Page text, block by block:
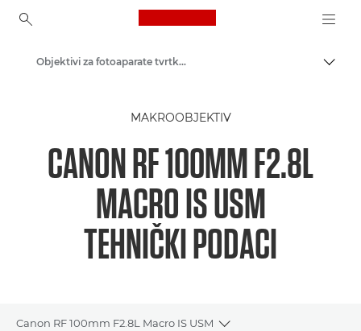
Canon Logo, back to
Objektivi za fotoaparate tvrtke Canon
MAKROOBJEKTIV
CANON RF 100MM F2.8L
MACRO IS USM
TEHNIČKI PODACI
Canon RF 100mm F2.8L Macro IS USM